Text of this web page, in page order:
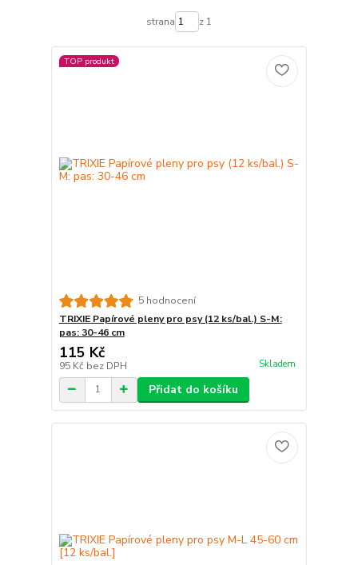
strana z 1
TOP produkt
5 hodnocení
TRIXIE Papírové pleny pro psy (12 ks/bal.) S-M:
pas: 30-46 cm
115 Kč
95 Kč bez DPH Skladem
Přidat do košíku